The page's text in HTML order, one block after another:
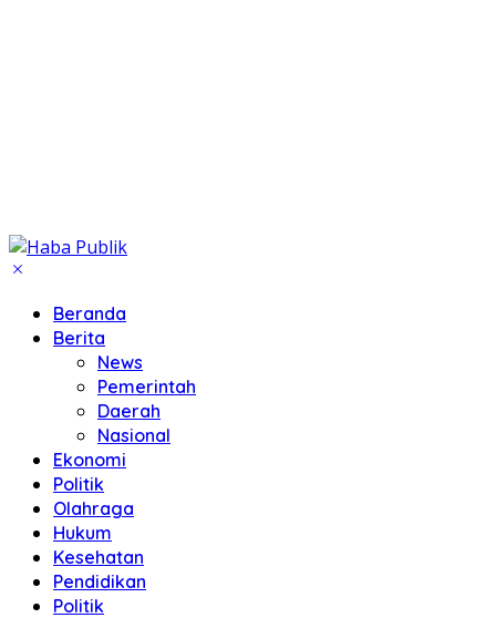
Beranda
Berita
News
Pemerintah
Daerah
Nasional
Ekonomi
Politik
Olahraga
Hukum
Kesehatan
Pendidikan
Politik